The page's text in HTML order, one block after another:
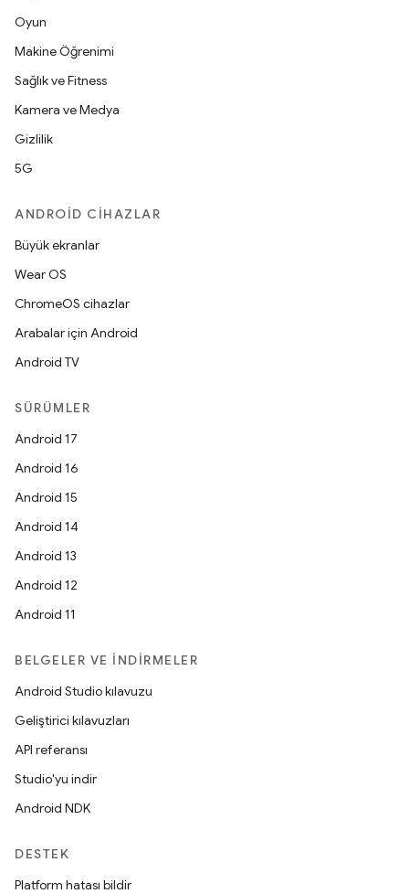
Oyun
Makine Öğrenimi
Sağlık ve Fitness
Kamera ve Medya
Gizlilik
5G
ANDROID CIHAZLAR
Büyük ekranlar
Wear OS
ChromeOS cihazlar
Arabalar için Android
Android TV
SÜRÜMLER
Android 17
Android 16
Android 15
Android 14
Android 13
Android 12
Android 11
BELGELER VE İNDIRMELER
Android Studio kılavuzu
Geliştirici kılavuzları
API referansı
Studio'yu indir
Android NDK
DESTEK
Platform hatası bildir